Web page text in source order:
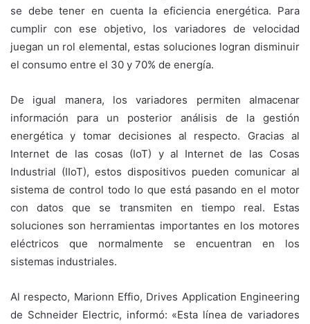
se debe tener en cuenta la eficiencia energética. Para
cumplir con ese objetivo, los variadores de velocidad
juegan un rol elemental, estas soluciones logran disminuir
el consumo entre el 30 y 70% de energía.
De igual manera, los variadores permiten almacenar
información para un posterior análisis de la gestión
energética y tomar decisiones al respecto. Gracias al
Internet de las cosas (IoT) y al Internet de las Cosas
Industrial (IIoT), estos dispositivos pueden comunicar al
sistema de control todo lo que está pasando en el motor
con datos que se transmiten en tiempo real. Estas
soluciones son herramientas importantes en los motores
eléctricos que normalmente se encuentran en los
sistemas industriales.
Al respecto, Marionn Effio, Drives Application Engineering
de Schneider Electric, informó: «Esta línea de variadores